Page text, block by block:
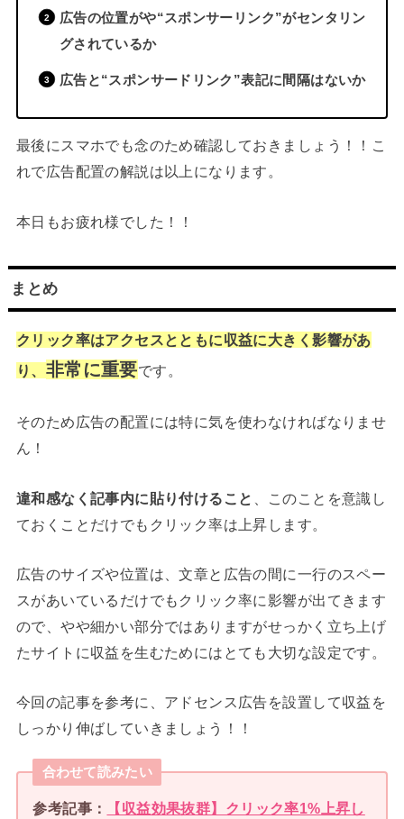
広告の位置がや“スポンサーリンク”がセンタリン
グされているか
広告と“スポンサードリンク”表記に間隔はないか
最後にスマホでも念のため確認しておきましょう！！こ
れで広告配置の解説は以上になります。
本日もお疲れ様でした！！
まとめ
クリック率はアクセスとともに収益に大きく影響があ
り、 非常に重要です。
そのため広告の配置には特に気を使わなければなりませ
ん！
違和感なく記事内に貼り付けること
、このことを意識し
ておくことだけでもクリック率は上昇します。
広告のサイズや位置は、文章と広告の間に一行のスペー
スがあいているだけでもクリック率に影響が出てきます
ので、やや細かい部分ではありますがせっかく立ち上げ
たサイトに収益を生むためにはとても大切な設定です。
今回の記事を参考に、アドセンス広告を設置して収益を
しっかり伸ばしていきましょう！！
合わせて読みたい
参考記事：
【収益効果抜群】クリック率1%上昇し